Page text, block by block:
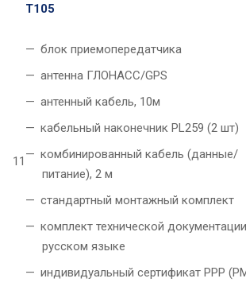
11
Т105
блок приемопередатчика
антенна ГЛОНАСС/GPS
антенный кабель, 10м
кабельный наконечник PL259 (2 шт)
комбинированный кабель (данные/
питание), 2 м
стандартный монтажный комплект
комплект технической
русском языке
индивидуальный сертификат РРР